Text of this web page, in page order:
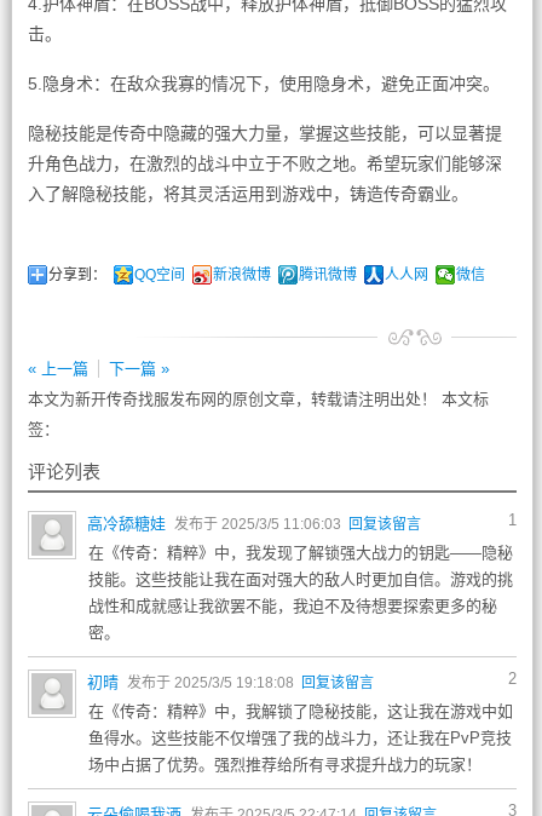
击。
5.隐身术：在敌众我寡的情况下，使用隐身术，避免正面冲突。
隐秘技能是传奇中隐藏的强大力量，掌握这些技能，可以显著提
升角色战力，在激烈的战斗中立于不败之地。希望玩家们能够深
入了解隐秘技能，将其灵活运用到游戏中，铸造传奇霸业。
分享到： QQ空间 新浪微博 腾讯微博 人人网 微信
« 上一篇
下一篇 »
本文为新开传奇找服发布网的原创文章，转载请注明出处！ 本文标
签：
评论列表
1
高冷舔糖娃 发布于 2025/3/5 11:06:03 回复该留言
在《传奇：精粹》中，我发现了解锁强大战力的钥匙——隐秘
技能。这些技能让我在面对强大的敌人时更加自信。游戏的挑
战性和成就感让我欲罢不能，我迫不及待想要探索更多的秘
密。
2
初晴 发布于 2025/3/5 19:18:08 回复该留言
在《传奇：精粹》中，我解锁了隐秘技能，这让我在游戏中如
鱼得水。这些技能不仅增强了我的战斗力，还让我在PvP竞技
场中占据了优势。强烈推荐给所有寻求提升战力的玩家！
3